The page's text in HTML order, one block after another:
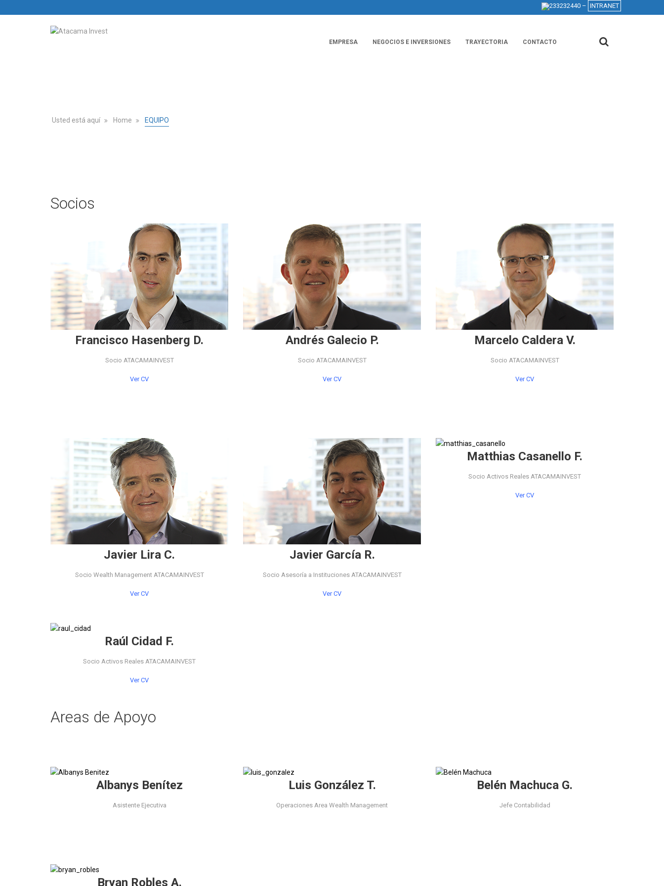
233232440 – INTRANET
EMPRESA NEGOCIOS E INVERSIONES TRAYECTORIA CONTACTO
Usted está aquí Home EQUIPO
Socios
Francisco Hasenberg D.
Socio ATACAMAINVEST
Ver CV
Andrés Galecio P.
Socio ATACAMAINVEST
Ver CV
Marcelo Caldera V.
Socio ATACAMAINVEST
Ver CV
Javier Lira C.
Socio Wealth Management ATACAMAINVEST
Ver CV
Javier García R.
Socio Asesoría a Instituciones ATACAMAINVEST
Ver CV
Matthias Casanello F.
Socio Activos Reales ATACAMAINVEST
Ver CV
Raúl Cidad F.
Socio Activos Reales ATACAMAINVEST
Ver CV
Areas de Apoyo
Albanys Benítez
Asistente Ejecutiva
Luis González T.
Operaciones Area Wealth Management
Belén Machuca G.
Jefe Contabilidad
Bryan Robles A.